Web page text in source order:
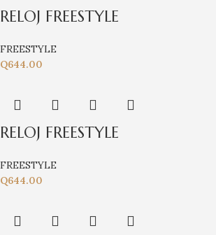
RELOJ FREESTYLE
FREESTYLE
Q644.00
RELOJ FREESTYLE
FREESTYLE
Q644.00